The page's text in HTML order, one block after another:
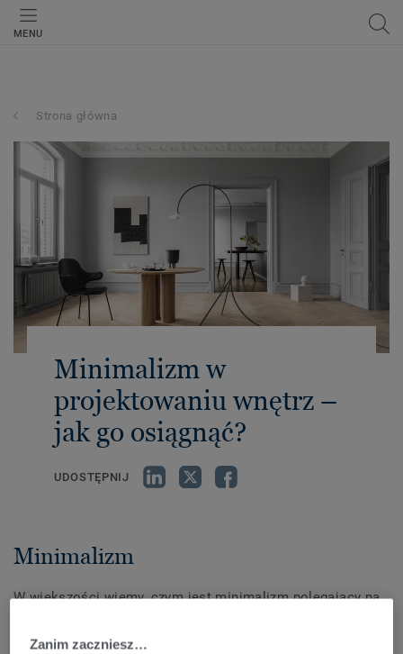
MENU
Strona główna
Minimalizm w
projektowaniu wnętrz –
jak go osiągnąć?
UDOSTĘPNIJ
Minimalizm
W większości wiemy, czym jest minimalizm polegający na
Zastosowanie dla niego można znaleźć wszędzie, od
Zanim zaczniesz…